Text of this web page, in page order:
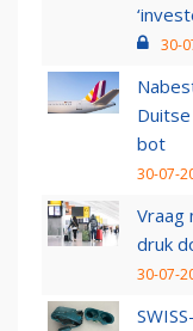
30-
bot
30-07-
Vraag
druk
30-07-